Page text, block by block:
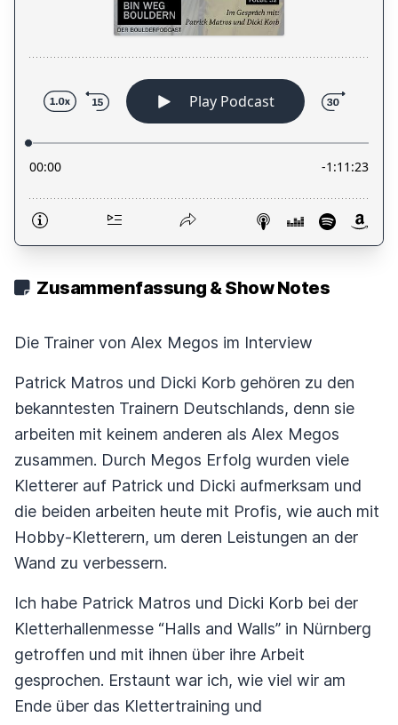
Zusammenfassung & Show Notes
Die Trainer von Alex Megos im Interview
Patrick Matros und Dicki Korb gehören zu den
bekanntesten Trainern Deutschlands, denn sie
arbeiten mit keinem anderen als Alex Megos
zusammen. Durch Megos Erfolg wurden viele
Kletterer auf Patrick und Dicki aufmerksam und
die beiden arbeiten heute mit Profis, wie auch mit
Hobby-Kletterern, um deren Leistungen an der
Wand zu verbessern.
Ich habe Patrick Matros und Dicki Korb bei der
Kletterhallenmesse “Halls and Walls” in Nürnberg
getroffen und mit ihnen über ihre Arbeit
gesprochen. Erstaunt war ich, wie viel wir am
Ende über das Klettertraining und